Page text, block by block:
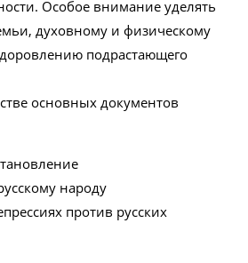
Особое внимание уделять
духовному и физическому
подрастающего
основных документов
народу
против русских